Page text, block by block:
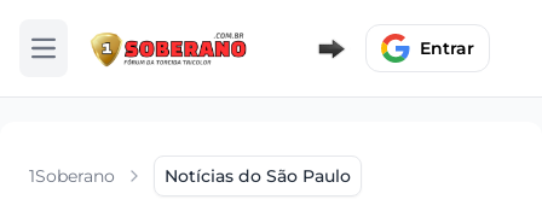
Abrir menu Entrar
1Soberano Notícias do São Paulo